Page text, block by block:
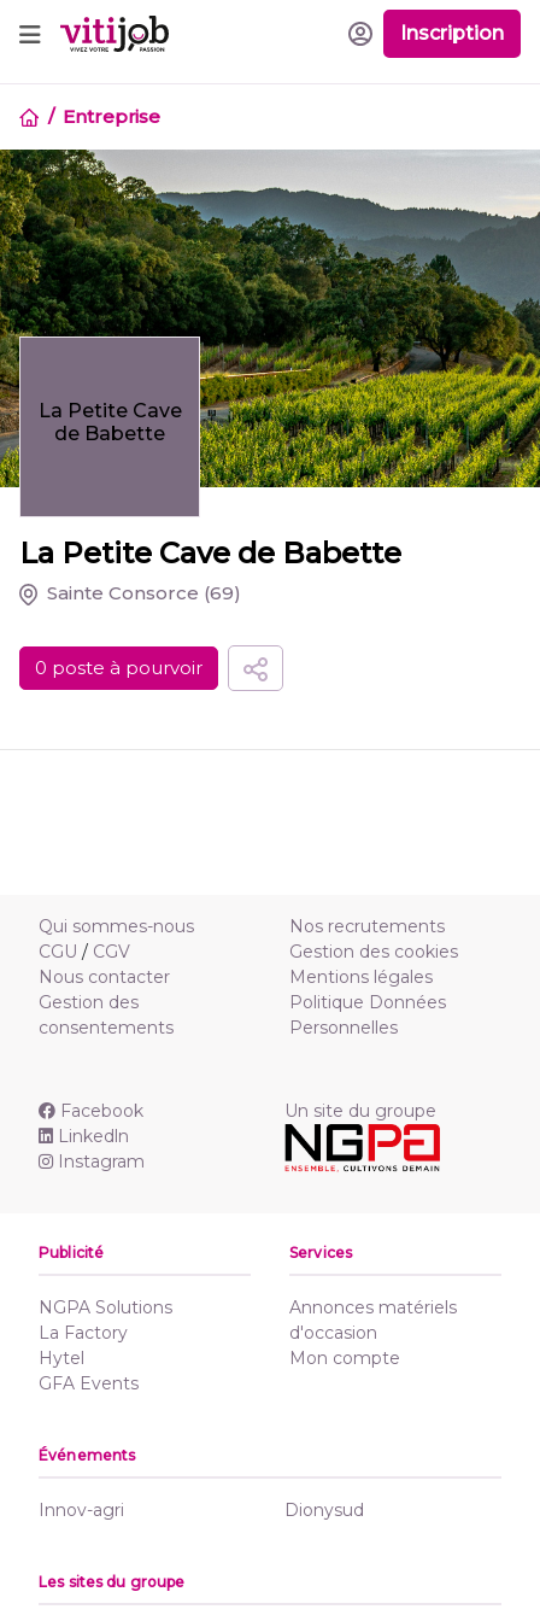
Inscription
Entreprise
La Petite Cave
de Babette
La Petite Cave de Babette
Sainte Consorce (69)
0 poste à pourvoir
Qui sommes-nous
CGU / CGV
Nous contacter
Gestion des
consentements
Nos recrutements
Gestion des cookies
Mentions légales
Politique Données
Personnelles
Facebook
Linkedln
Instagram
Un site du groupe
Publicité
NGPA Solutions
La Factory
Hytel
GFA Events
Services
Annonces matériels
d'occasion
Mon compte
Événements
Innov-agri Dionysud
Les sites du groupe